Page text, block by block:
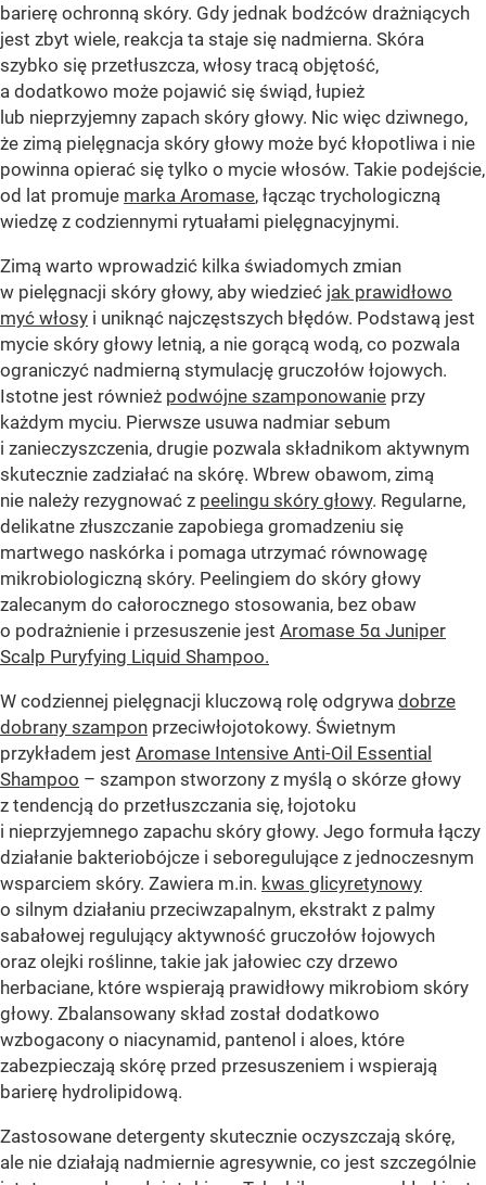
barierę ochronną skóry. Gdy jednak bodźców drażniących
jest zbyt wiele, reakcja ta staje się nadmierna. Skóra
szybko się przetłuszcza, włosy tracą objętość,
a dodatkowo może pojawić się świąd, łupież
lub nieprzyjemny zapach skóry głowy. Nic więc dziwnego,
że zimą pielęgnacja skóry głowy może być kłopotliwa i nie
powinna opierać się tylko o mycie włosów. Takie podejście,
od lat promuje marka Aromase, łącząc trychologiczną
wiedzę z codziennymi rytuałami pielęgnacyjnymi.
Zimą warto wprowadzić kilka świadomych zmian
w pielęgnacji skóry głowy, aby wiedzieć jak prawidłowo
myć włosy i uniknąć najczęstszych błędów. Podstawą jest
mycie skóry głowy letnią, a nie gorącą wodą, co pozwala
ograniczyć nadmierną stymulację gruczołów łojowych.
Istotne jest również podwójne szamponowanie przy
każdym myciu. Pierwsze usuwa nadmiar sebum
i zanieczyszczenia, drugie pozwala składnikom aktywnym
skutecznie zadziałać na skórę. Wbrew obawom, zimą
nie należy rezygnować z peelingu skóry głowy. Regularne,
delikatne złuszczanie zapobiega gromadzeniu się
martwego naskórka i pomaga utrzymać równowagę
mikrobiologiczną skóry. Peelingiem do skóry głowy
zalecanym do całorocznego stosowania, bez obaw
o podrażnienie i przesuszenie jest Aromase 5α Juniper
Scalp Puryfying Liquid Shampoo.
W codziennej pielęgnacji kluczową rolę odgrywa dobrze
dobrany szampon przeciwłojotokowy. Świetnym
przykładem jest Aromase Intensive Anti-Oil Essential
Shampoo – szampon stworzony z myślą o skórze głowy
z tendencją do przetłuszczania się, łojotoku
i nieprzyjemnego zapachu skóry głowy. Jego formuła łączy
działanie bakteriobójcze i seboregulujące z jednoczesnym
wsparciem skóry. Zawiera m.in. kwas glicyretynowy
o silnym działaniu przeciwzapalnym, ekstrakt z palmy
sabałowej regulujący aktywność gruczołów łojowych
oraz olejki roślinne, takie jak jałowiec czy drzewo
herbaciane, które wspierają prawidłowy mikrobiom skóry
głowy. Zbalansowany skład został dodatkowo
wzbogacony o niacynamid, pantenol i aloes, które
zabezpieczają skórę przed przesuszeniem i wspierają
barierę hydrolipidową.
Zastosowane detergenty skutecznie oczyszczają skórę,
ale nie działają nadmiernie agresywnie, co jest szczególnie